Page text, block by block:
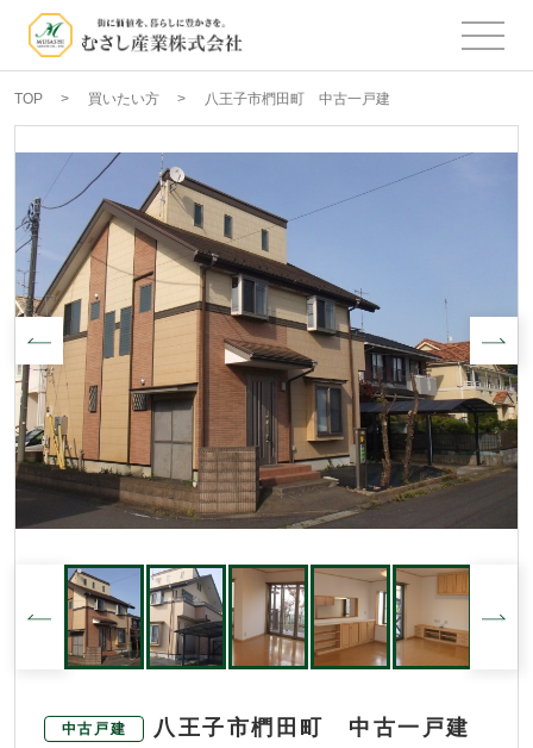
TOP 買いたい方 八王子市椚田町 中古一戸建
中古戸建 八王子市椚田町 中古一戸建